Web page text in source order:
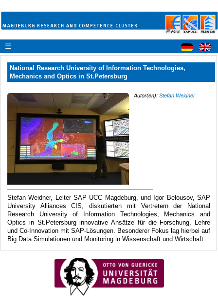
☰
National Research University of Information Technologies,
Mechanics and Optics in St.Petersburg
Autor(en): Stefan Weidner
Stefan Weidner, Leiter SAP UCC Magdeburg, und Igor Belousov, SAP
University Alliances CIS, diskutierten mit Vertretern der National
Research University of Information Technologies, Mechanics and
Optics in St.Petersburg innovative Ansätze für die Forschung, Lehre
und Co-Innovation mit SAP-Lösungen. Besonderer Fokus lag hierbei auf
Big Data Simulationen und Monitoring in Wissenschaft und Wirtschaft.